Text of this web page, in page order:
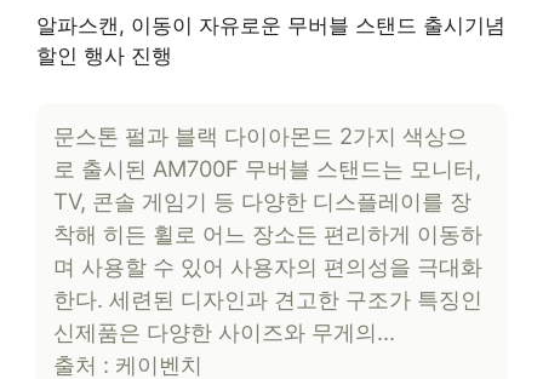
알파스캔, 이동이 자유로운 무버블 스탠드 출시기념
할인 행사 진행
문스톤 펄과 블랙 다이아몬드 2가지 색상으
로 출시된 AM700F 무버블 스탠드는 모니터,
TV, 콘솔 게임기 등 다양한 디스플레이를 장
착해 히든 휠로 어느 장소든 편리하게 이동하
며 사용할 수 있어 사용자의 편의성을 극대화
한다. 세련된 디자인과 견고한 구조가 특징인
신제품은 다양한 사이즈와 무게의…
출처 : 케이벤치